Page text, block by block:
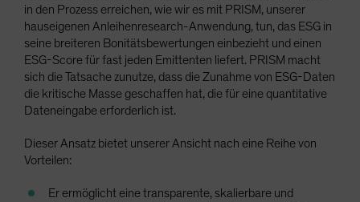
in den Prozess erreichen, wie wir es mit PRISM, unserer
hauseigenen Anleihenresearch-Anwendung, tun, das ESG in
seine breiteren Bonitätsbewertungen einbezieht und einen
ESG-Score für fast jeden Emittenten liefert. PRISM macht
sich die Tatsache zunutze, dass die Zunahme von ESG-Daten
die kritische Masse geschaffen hat, die für eine quantitative
Dateneingabe erforderlich ist.
Dieser Ansatz bietet unserer Ansicht nach eine Reihe von
Vorteilen:
Er ermöglicht eine transparente, skalierbare und